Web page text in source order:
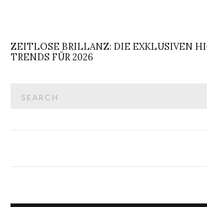
ZEITLOSE BRILLANZ: DIE EXKLUSIVEN
TRENDS FÜR 2026